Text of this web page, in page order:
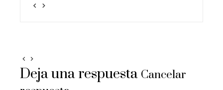
Deja una respuesta Cancelar